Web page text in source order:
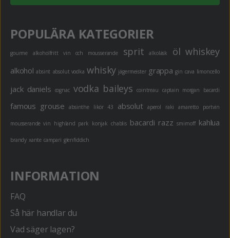
POPULÄRA KATEGORIER
gourme alkoholfritt vin och mousserande sprit alkoläsk öl whiskey
alkohol absint absolut vodka whisky jägermeister grappa gin cava limoncello
jack daniels cognac vodka baileys cointreau captain morgan bacardi
famous grouse absinthe likör 43 absolut aperol raki amaretto portvin
mousserande vin highland park konjak chablis bacardi razz smirnoff kahlua
brandy xante campari glenfiddich
INFORMATION
FAQ
Så här handlar du
Vad säger lagen?